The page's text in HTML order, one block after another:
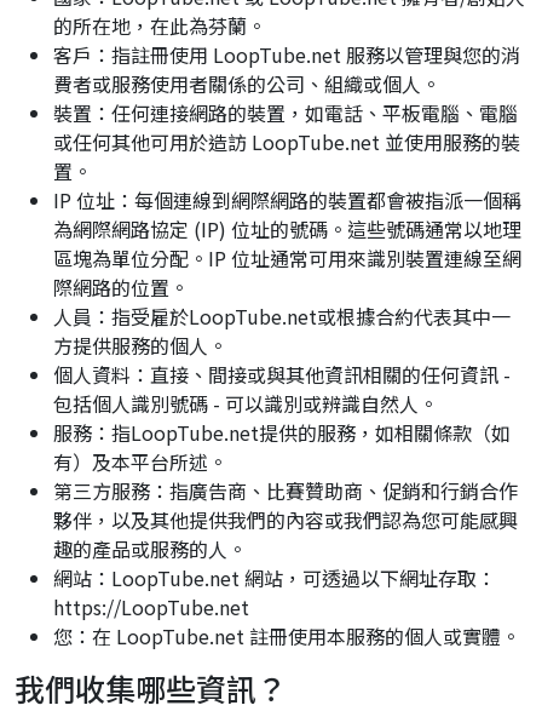
的所在地，在此為芬蘭。
客戶：指註冊使用 LoopTube.net 服務以管理與您的消
費者或服務使用者關係的公司、組織或個人。
裝置：任何連接網路的裝置，如電話、平板電腦、電腦
或任何其他可用於造訪 LoopTube.net 並使用服務的裝
置。
IP 位址：每個連線到網際網路的裝置都會被指派一個稱
為網際網路協定 (IP) 位址的號碼。這些號碼通常以地理
區塊為單位分配。IP 位址通常可用來識別裝置連線至網
際網路的位置。
人員：指受雇於LoopTube.net或根據合約代表其中一
方提供服務的個人。
個人資料：直接、間接或與其他資訊相關的任何資訊 -
包括個人識別號碼 - 可以識別或辨識自然人。
服務：指LoopTube.net提供的服務，如相關條款（如
有）及本平台所述。
第三方服務：指廣告商、比賽贊助商、促銷和行銷合作
夥伴，以及其他提供我們的內容或我們認為您可能感興
趣的產品或服務的人。
網站：LoopTube.net 網站，可透過以下網址存取：
https://LoopTube.net
您：在 LoopTube.net 註冊使用本服務的個人或實體。
我們收集哪些資訊？